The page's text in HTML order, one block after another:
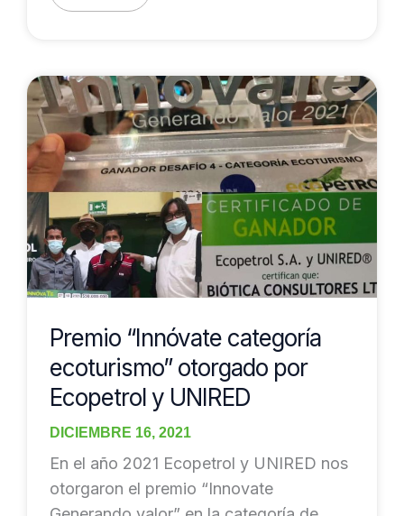
Premio “Innóvate categoría
ecoturismo” otorgado por
Ecopetrol y UNIRED
DICIEMBRE 16, 2021
En el año 2021 Ecopetrol y UNIRED nos
otorgaron el premio “Innovate
Premio
“Innóvate
categoría
ecoturismo”
otorgado
por
Ecopetrol
y
UNIRED